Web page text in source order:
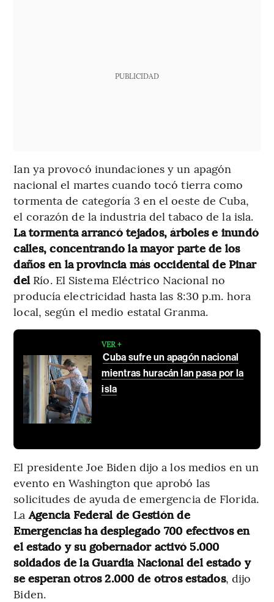
PUBLICIDAD
Ian ya provocó inundaciones y un apagón
nacional el martes cuando tocó tierra como
tormenta de categoría 3 en el oeste de Cuba,
el corazón de la industria del tabaco de la isla.
La tormenta arrancó tejados, árboles e inundó
calles, concentrando la mayor parte de los
daños en la provincia más occidental de Pinar
del Río. El Sistema Eléctrico Nacional no
producía electricidad hasta las 8:30 p.m. hora
local, según el medio estatal Granma.
VER +
Cuba sufre un apagón nacional
mientras huracán Ian pasa por la
isla
El presidente Joe Biden dijo a los medios en un
evento en Washington que aprobó las
solicitudes de ayuda de emergencia de Florida.
La Agencia Federal de Gestión de
Emergencias ha desplegado 700 efectivos en
el estado y su gobernador activó 5.000
soldados de la Guardia Nacional del estado y
se esperan otros 2.000 de otros estados, dijo
Biden.